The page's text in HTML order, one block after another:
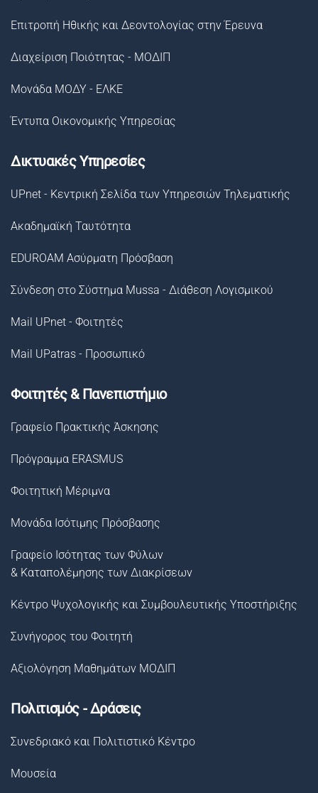
Επιτροπή Ηθικής και Δεοντολογίας στην Έρευνα
Διαχείριση Ποιότητας - ΜΟΔΙΠ
Μονάδα ΜΟΔΥ - ΕΛΚΕ
Έντυπα Οικονομικής Υπηρεσίας
Δικτυακές Υπηρεσίες
UPnet - Κεντρική Σελίδα των Υπηρεσιών Τηλεματικής
Ακαδημαϊκή Ταυτότητα
EDUROAM Ασύρματη Πρόσβαση
Σύνδεση στο Σύστημα Μussa - Διάθεση Λογισμικού
Mail UPnet - Φοιτητές
Mail UPatras - Προσωπικό
Φοιτητές & Πανεπιστήμιο
Γραφείο Πρακτικής Άσκησης
Πρόγραμμα ERASMUS
Φοιτητική Μέριμνα
Μονάδα Ισότιμης Πρόσβασης
Γραφείο Ισότητας των Φύλων
& Καταπολέμησης των Διακρίσεων
Κέντρο Ψυχολογικής και Συμβουλευτικής Υποστήριξης
Συνήγορος του Φοιτητή
Αξιολόγηση Μαθημάτων ΜΟΔΙΠ
Πολιτισμός - Δράσεις
Συνεδριακό και Πολιτιστικό Κέντρο
Μουσεία